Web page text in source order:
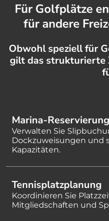
Für Golfplätze
für andere
Obwohl speziell für
gilt das strukturierte
Marina-
Verwalten Sie
Dockzuweisungen und
Kapazitäten.
Tennisplatzplanung
Koordinieren Sie
Mitgliedschaften und